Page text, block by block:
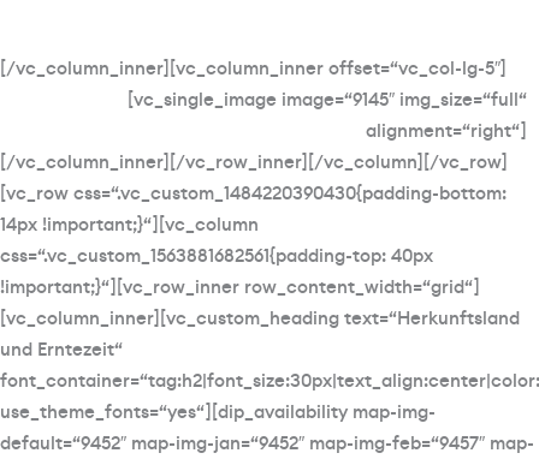
[/vc_column_inner][vc_column_inner offset=“vc_col-lg-5″]
[vc_single_image image=“9145″ img_size=“full“
alignment=“right“]
[/vc_column_inner][/vc_row_inner][/vc_column][/vc_row]
[vc_row css=“.vc_custom_1484220390430{padding-bottom:
14px !important;}“][vc_column
css=“.vc_custom_1563881682561{padding-top: 40px
!important;}“][vc_row_inner row_content_width=“grid“]
[vc_column_inner][vc_custom_heading text=“Herkunftsland
und Erntezeit“
use_theme_fonts=“yes“][dip_availability map-img-
default=“9452″ map-img-jan=“9452″ map-img-feb=“9457″ map-